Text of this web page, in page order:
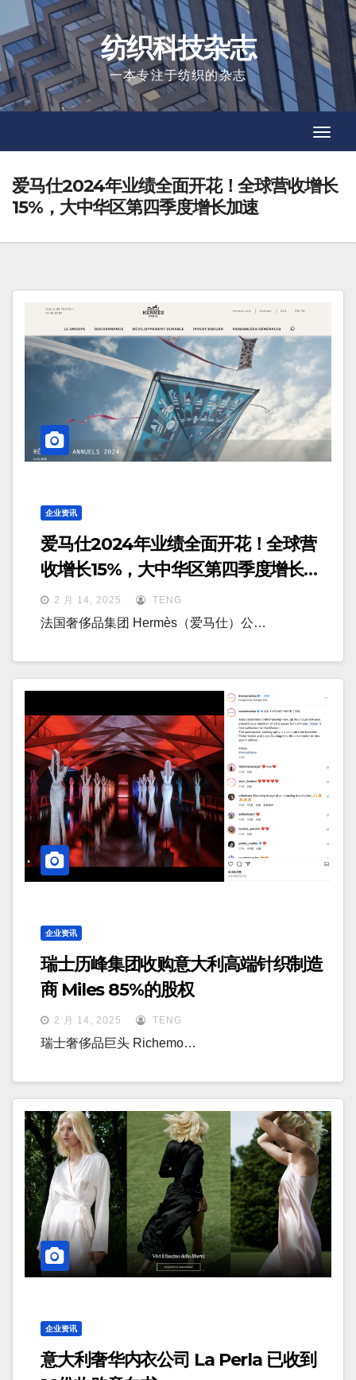
to
content
纺织科技杂志
一本专注于纺织的杂志
爱马仕2024年业绩全面开花！全球营收增长
15%，大中华区第四季度增长加速
企业资讯
爱马仕2024年业绩全面开花！全球营
收增长15%，大中华区第四季度增长加
速2 月 14, 2025 TENG
法国奢侈品集团 Hermès（爱马仕）公…
企业资讯
瑞士历峰集团收购意大利高端针织制造
商 Miles 85%的股权
2 月 14, 2025 TENG
瑞士奢侈品巨头 Richemo…
企业资讯
意大利奢华内衣公司 La Perla 已收到